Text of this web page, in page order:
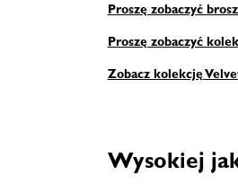
Proszę zobaczyć
Proszę zobaczyć
Zobacz kolekcję
Wysokiej